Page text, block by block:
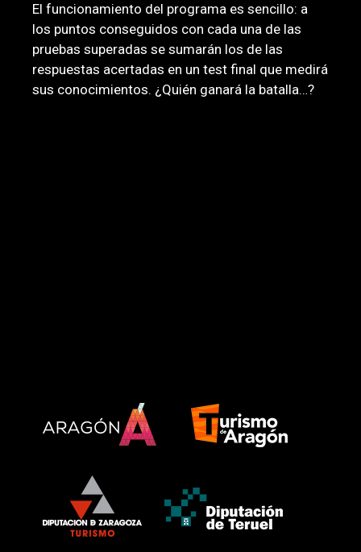
El funcionamiento del programa es sencillo: a
los puntos conseguidos con cada una de las
pruebas superadas se sumarán los de las
respuestas acertadas en un test final que medirá
sus conocimientos. ¿Quién ganará la batalla…?